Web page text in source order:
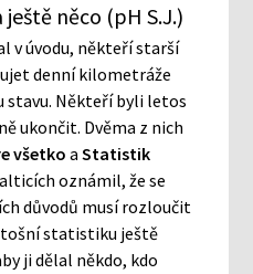
ještě něco (pH S.J.)
v úvodu, někteří starší
denní kilometráže
stavu. Někteří byli letos
ukončit. Dvěma z nich
všetkoa Statistik
oznámil, že se
důvodů musí rozloučit
statistiku ještě
ji dělal někdo, kdo